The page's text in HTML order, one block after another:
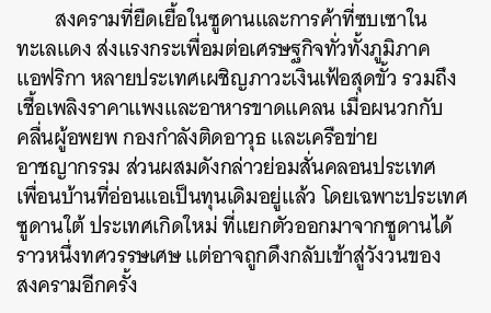
สงครามที่ยืดเยื้อในซูดานและการค้าที่ซบเซาใน
ทะเลแดง ส่งแรงกระเพื่อมต่อเศรษฐกิจทั่วทั้งภูมิภาค
แอฟริกา หลายประเทศเผชิญภาวะเงินเฟ้อสุดขั้ว รวมถึง
เชื้อเพลิงราคาแพงและอาหารขาดแคลน เมื่อผนวกกับ
คลื่นผู้อพยพ กองกำลังติดอาวุธ และเครือข่าย
อาชญากรรม ส่วนผสมดังกล่าวย่อมสั่นคลอนประเทศ
เพื่อนบ้านที่อ่อนแอเป็นทุนเดิมอยู่แล้ว โดยเฉพาะประเทศ
ซูดานใต้ ประเทศเกิดใหม่ ที่แยกตัวออกมาจากซูดานได้
ราวหนึ่งทศวรรษเศษ แต่อาจถูกดึงกลับเข้าสู่วังวนของ
สงครามอีกครั้ง